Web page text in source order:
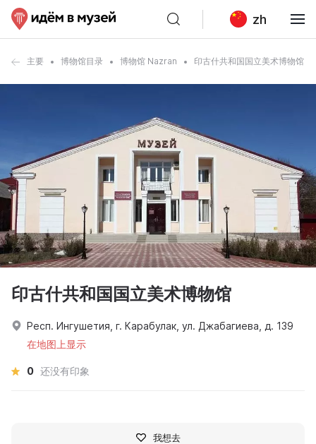
zh
主要 博物馆目录 博物馆 Nazran 印古什共和国国立美术博物馆
印古什共和国国立美术博物馆
Респ. Ингушетия, г. Карабулак, ул. Джабагиева, д. 139
在地图上显示
0 还没有印象
我想去